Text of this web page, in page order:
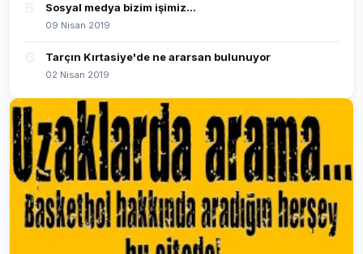
Sosyal medya bizim işimiz...
09 Nisan 2019
Tarçın Kırtasiye'de ne ararsan bulunuyor
02 Nisan 2019